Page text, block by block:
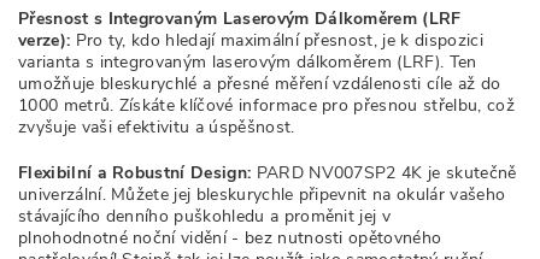
Přesnost s Integrovaným Laserovým Dálkoměrem (LRF
verze): Pro ty, kdo hledají maximální přesnost, je k dispozici
varianta s integrovaným laserovým dálkoměrem (LRF). Ten
umožňuje bleskurychlé a přesné měření vzdálenosti cíle až do
1000 metrů. Získáte klíčové informace pro přesnou střelbu, což
zvyšuje vaši efektivitu a úspěšnost.
Flexibilní a Robustní Design: PARD NV007SP2 4K je skutečně
univerzální. Můžete jej bleskurychle připevnit na okulár vašeho
stávajícího denního puškohledu a proměnit jej v
plnohodnotnénoční vidění - bez nutnosti opětovného